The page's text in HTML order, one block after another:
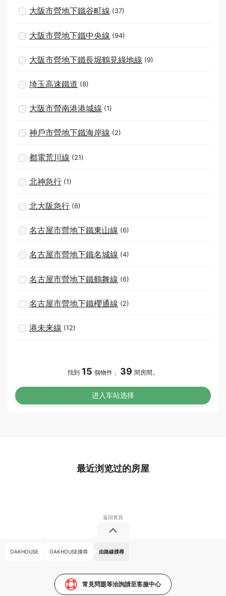
大阪市營地下鐵谷町線 (37)
大阪市營地下鐵中央線 (94)
大阪市營地下鐵長堀鶴見綠地線 (9)
埼玉高速鐵道 (8)
大阪市營南港港城線 (1)
神戶市營地下鐵海岸線 (2)
都電荒川線 (21)
北神急行 (1)
北大阪急行 (6)
名古屋市營地下鐵東山線 (6)
名古屋市營地下鐵名城線 (4)
名古屋市營地下鐵鶴舞線 (6)
名古屋市營地下鐵櫻通線 (2)
港未来線 (12)
找到 15 個物件， 39 間房間。
最近浏览过的房屋
OAKHOUSE OAKHOUSE搜尋 由路線搜尋
常見問題等洽詢請至客服中心